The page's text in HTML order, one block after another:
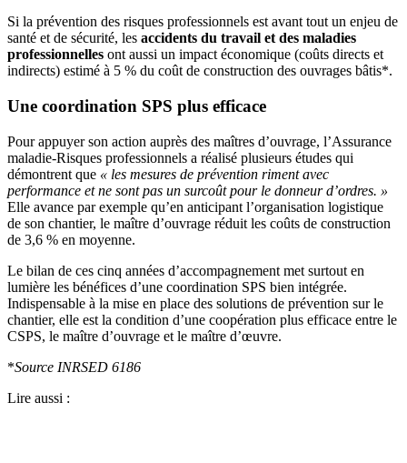
Si la prévention des risques professionnels est avant tout un enjeu de
santé et de sécurité, les accidents du travail et des maladies
professionnelles ont aussi un impact économique (coûts directs et
indirects) estimé à 5 % du coût de construction des ouvrages bâtis*.
Une coordination SPS plus efficace
Pour appuyer son action auprès des maîtres d’ouvrage, l’Assurance
maladie-Risques professionnels a réalisé plusieurs études qui
démontrent que « les mesures de prévention riment avec
performance et ne sont pas un surcoût pour le donneur d’ordres. »
Elle avance par exemple qu’en anticipant l’organisation logistique
de son chantier, le maître d’ouvrage réduit les coûts de construction
de 3,6 % en moyenne.
Le bilan de ces cinq années d’accompagnement met surtout en
lumière les bénéfices d’une coordination SPS bien intégrée.
Indispensable à la mise en place des solutions de prévention sur le
chantier, elle est la condition d’une coopération plus efficace entre le
CSPS, le maître d’ouvrage et le maître d’œuvre.
*Source INRSED 6186
Lire aussi :